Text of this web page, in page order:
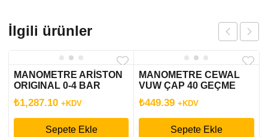
İlgili ürünler
MANOMETRE ARİSTON
ORIGINAL 0-4 BAR
CARES
₺1,287.10 +KDV
Sepete Ekle
MANOMETRE CEWAL
VUW ÇAP 40 GEÇME
₺449.39 +KDV
Sepete Ekle